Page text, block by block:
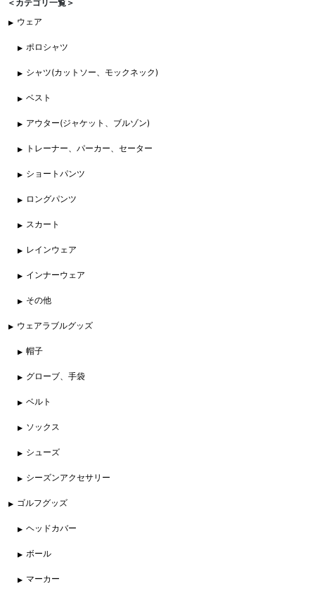
＜カテゴリ一覧＞
ウェア
ポロシャツ
シャツ(カットソー、モックネック)
ベスト
アウター(ジャケット、ブルゾン)
トレーナー、パーカー、セーター
ショートパンツ
ロングパンツ
スカート
レインウェア
インナーウェア
その他
ウェアラブルグッズ
帽子
グローブ、手袋
ベルト
ソックス
シューズ
シーズンアクセサリー
ゴルフグッズ
ヘッドカバー
ボール
マーカー